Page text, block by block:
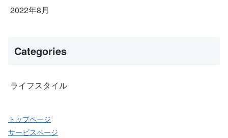
2022年8月
Categories
ライフスタイル
トップページ
サービスページ